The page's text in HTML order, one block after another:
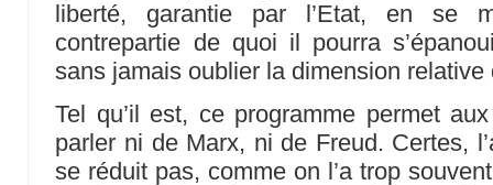
liberté, garantie par l’Etat, en se
contrepartie de quoi il pourra
sans jamais oublier la dimension
Tel qu’il est, ce programme permet
parler ni de Marx, ni de Freud. Certes,
se réduit pas, comme on l’a trop